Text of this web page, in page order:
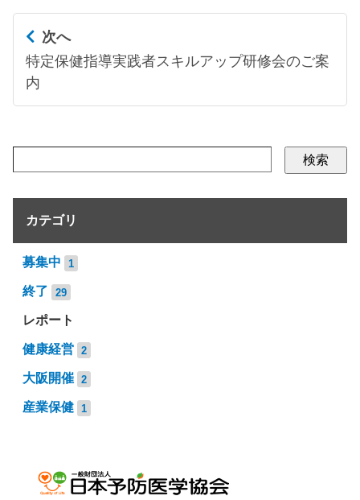
次へ
特定保健指導実践者スキルアップ研修会のご案
内
検索
カテゴリ
募集中 1
終了 29
レポート
健康経営 2
大阪開催 2
産業保健 1